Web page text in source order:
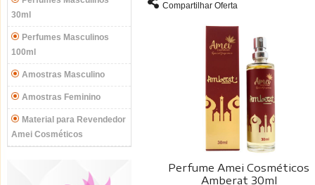
30ml
Perfumes Masculinos
100ml
Amostras Masculino
Amostras Feminino
Material para Revendedor
Amei Cosméticos
Compartilhar Oferta
Perfume Amei Cosméticos
Amberat 30ml